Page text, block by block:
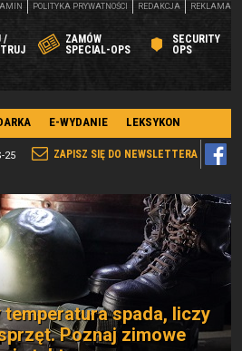
/
ZAMÓW
SPECIAL-OPS
SECURITY
OPS
POLITYKA PRYWATNOŚCI REDAKCJA REKLAMA
E-WYDANIE LEKSYKON
ZAPISZ SIĘ DO NEWSLETTERA
25
temperatura spada, liczy
Poznaj zimowe